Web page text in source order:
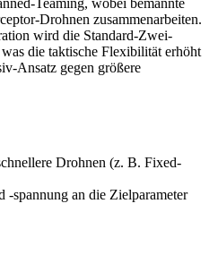
Teaming, wobei bemannte
Drohnen zusammenarbeiten.
wird die Standard-Zwei-
die taktische Flexibilität erhöht
Ansatz gegen größere
Drohnen (z. B. Fixed-
-spannung an die Zielparameter